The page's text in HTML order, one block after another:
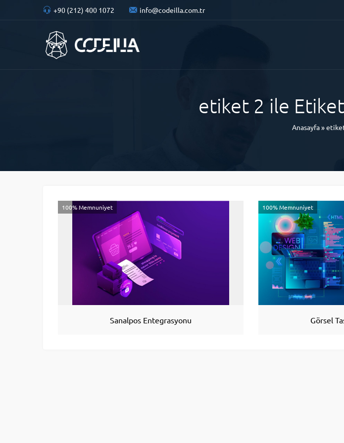
+90 (212) 400 1072 info@codeilla.com.tr
etiket 2 ile
Anasayfa»
100% Memnuniyet
Sanalpos Entegrasyonu
100% Memnuniyet
Görsel